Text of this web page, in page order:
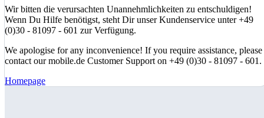
Wir bitten die verursachten Unannehmlichkeiten zu entschuldigen!
Wenn Du Hilfe benötigst, steht Dir unser Kundenservice unter +49
(0)30 - 81097 - 601 zur Verfügung.
We apologise for any inconvenience! If you require assistance, please
contact our mobile.de Customer Support on +49 (0)30 - 81097 - 601.
Homepage